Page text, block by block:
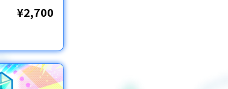
¥2,700